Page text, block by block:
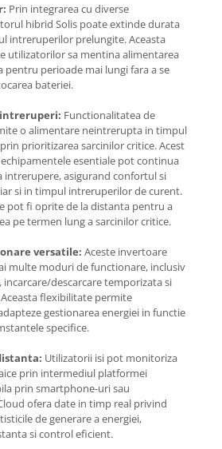
Prin integrarea cu diverse
hibrid Solis poate extinde durata
intreruperilor prelungite. Aceasta
utilizatorilor sa mentina alimentarea
pentru perioade mai lungi fara a se
bateriei.
Functionalitatea de
o alimentare neintrerupta in timpul
prioritizarea sarcinilor critice. Acest
esentiale pot continua
intrerupere, asigurand confortul si
si in timpul intreruperilor de curent.
pot fi oprite de la distanta pentru a
pe termen lung a sarcinilor critice.
versatile: Aceste invertoare
multe moduri de functionare, inclusiv
descarcare temporizata si
flexibilitate permite
gestionarea energiei in functie
specifice.
Utilizatorii isi pot monitoriza
prin intermediul platformei
prin smartphone-uri sau
ofera date in timp real privind
de generare a energiei,
si control eficient.